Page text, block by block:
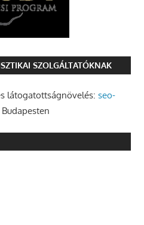
SZOLGÁLTATÓKNAK
látogatottságnövelés: seo-